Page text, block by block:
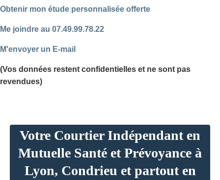
Obtenir mon étude personnalisée offerte
Me joindre au 07.49.99.78.22
M'envoyer un E-mail
(Vos données restent confidentielles et ne sont pas
revendues)
Votre Courtier Indépendant en
Mutuelle Santé et Prévoyance à
Lyon, Condrieu et partout en